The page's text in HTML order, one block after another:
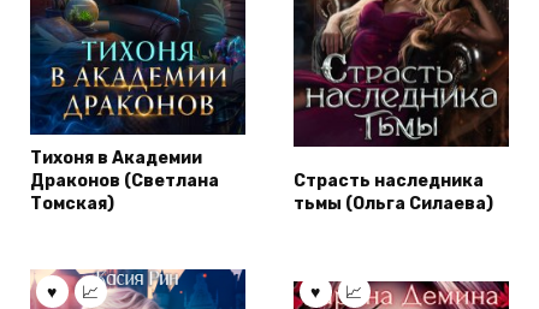
Тихоня в Академии
Драконов (Светлана
Томская)
Страсть наследника
тьмы (Ольга Силаева)